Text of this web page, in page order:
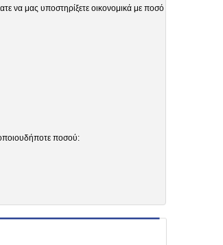
να μας υποστηρίξετε οικονομικά με ποσό
ποσού: